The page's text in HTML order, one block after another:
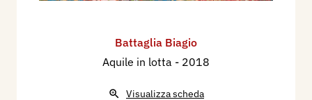
Battaglia Biagio
Aquile in lotta - 2018
Visualizza scheda